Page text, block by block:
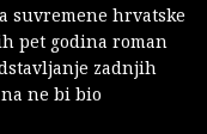
suvremene hrvatske
pet godina roman
zadnjih
ne bi bio